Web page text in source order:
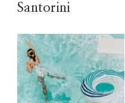
Santorini